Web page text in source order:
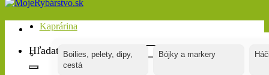
Hľadať:
Kaprárina
Boilies, pelety, dipy,
cestá
Bójky a markery